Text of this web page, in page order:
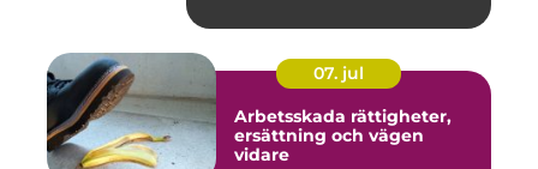
07. jul
Arbetsskada rättigheter,
ersättning och vägen
vidare